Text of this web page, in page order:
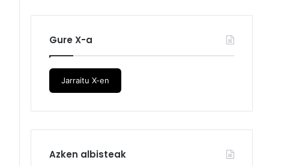
Gure X-a
Jarraitu X-en
Azken albisteak